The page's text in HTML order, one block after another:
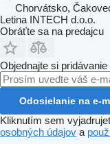
Chorvátsko,
Letina INTECH d.o.o.
Obráťte sa na predajcu
Objednajte si
Odosielanie na e-
Kliknutím sem
osobných údajov a